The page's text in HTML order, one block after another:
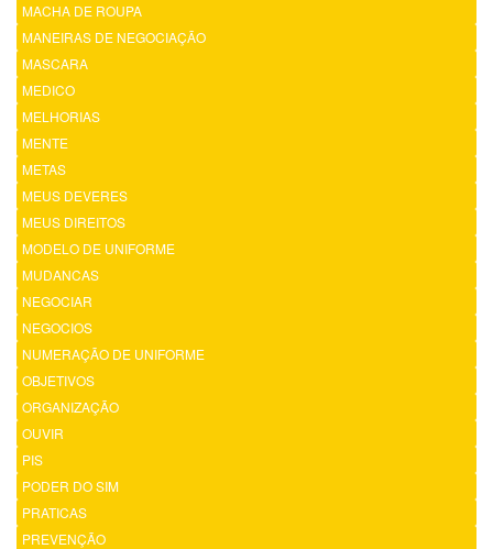
MACHA DE ROUPA
MANEIRAS DE NEGOCIAÇÃO
MASCARA
MEDICO
MELHORIAS
MENTE
METAS
MEUS DEVERES
MEUS DIREITOS
MODELO DE UNIFORME
MUDANCAS
NEGOCIAR
NEGOCIOS
NUMERAÇÃO DE UNIFORME
OBJETIVOS
ORGANIZAÇÃO
OUVIR
PIS
PODER DO SIM
PRATICAS
PREVENÇÃO